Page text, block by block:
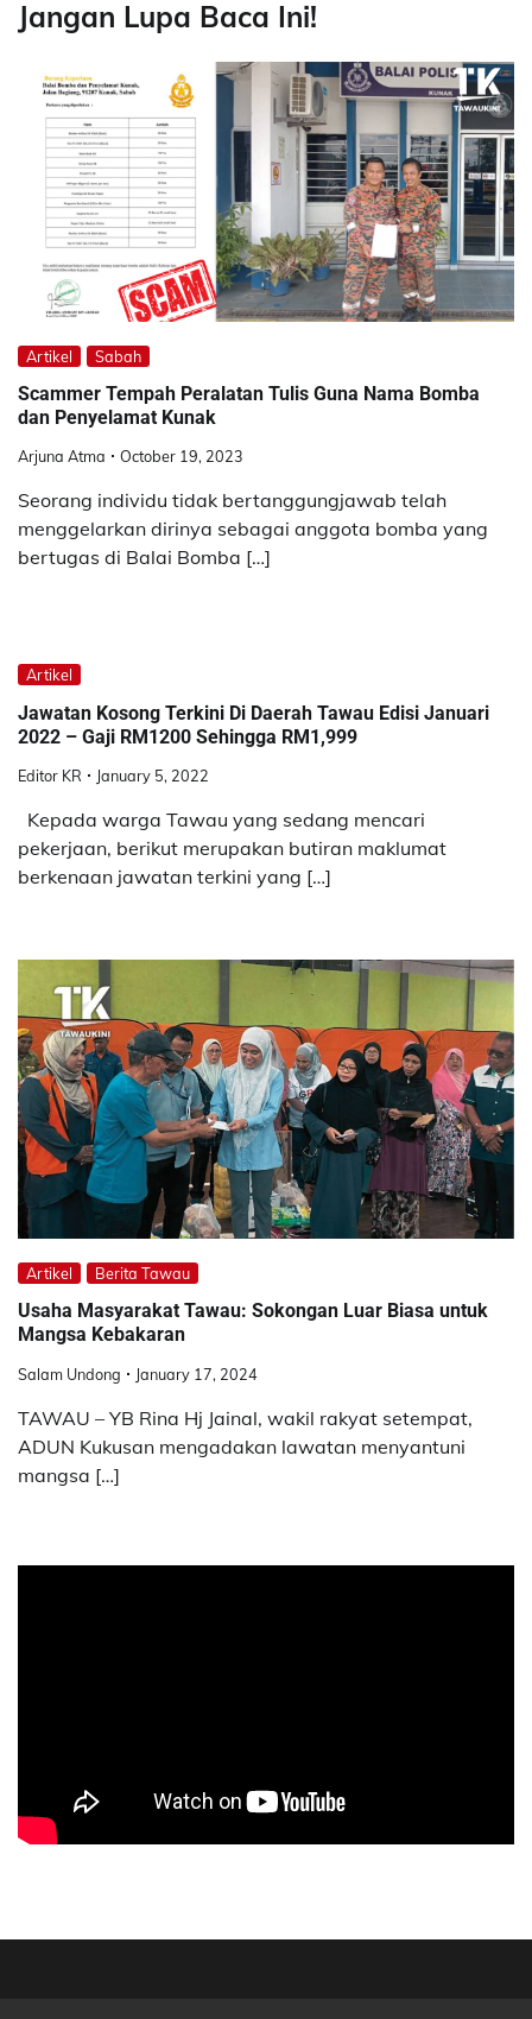
Jangan Lupa Baca Ini!
Artikel Sabah
Scammer Tempah Peralatan Tulis Guna Nama Bomba
dan Penyelamat Kunak
Arjuna Atma October 19, 2023
Seorang individu tidak bertanggungjawab telah
menggelarkan dirinya sebagai anggota bomba yang
bertugas di Balai Bomba […]
Artikel
Jawatan Kosong Terkini Di Daerah Tawau Edisi Januari
2022 – Gaji RM1200 Sehingga RM1,999
Editor KR January 5, 2022
Kepada warga Tawau yang sedang mencari
pekerjaan, berikut merupakan butiran maklumat
berkenaan jawatan terkini yang […]
Artikel Berita Tawau
Usaha Masyarakat Tawau: Sokongan Luar Biasa untuk
Mangsa Kebakaran
Salam Undong January 17, 2024
TAWAU – YB Rina Hj Jainal, wakil rakyat setempat,
ADUN Kukusan mengadakan lawatan menyantuni
mangsa […]